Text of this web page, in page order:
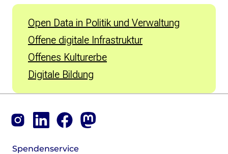
Open Data in Politik und Verwaltung
Offene digitale Infrastruktur
Offenes Kulturerbe
Digitale Bildung
InstagramLinkedInFacebookMastodon
Spendenservice